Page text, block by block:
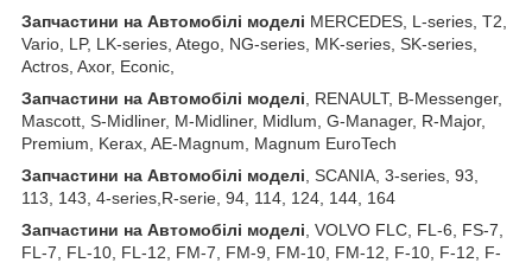
Запчастини на Автомобілі моделі MERCEDES, L-series, T2,
Vario, LP, LK-series, Atego, NG-series, MK-series, SK-series,
Actros, Axor, Econic,
Запчастини на Автомобілі моделі , RENAULT, B-Messenger,
Mascott, S-Midliner, M-Midliner, Midlum, G-Manager, R-Major,
Premium, Kerax, AE-Magnum, Magnum EuroTech
Запчастини на Автомобілі моделі , SCANIA, 3-series, 93,
113, 143, 4-series,R-serie, 94, 114, 124, 144, 164
Запчастини на Автомобілі моделі , VOLVO FLC, FL-6, FS-7,
FL-7, FL-10, FL-12, FM-7, FM-9, FM-10, FM-12, F-10, F-12, F-